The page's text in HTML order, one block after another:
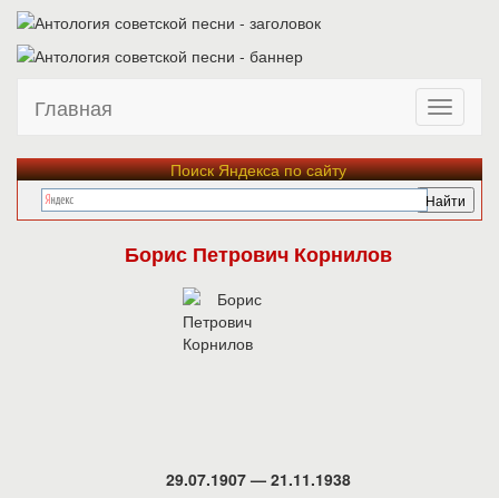
Главная
Поиск Яндекса по сайту
Борис Петрович Корнилов
29.07.1907 — 21.11.1938